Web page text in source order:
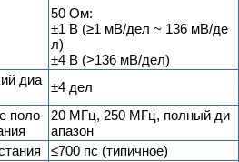
50 Ом:
±1 В (≥1 мВ/дел ~ 136 мВ/де
л)
±4 В (>136 мВ/дел)
диа ±4 дел
поло
20 МГц, 250 МГц, полный ди
апазон
≤700 пс (типичное)